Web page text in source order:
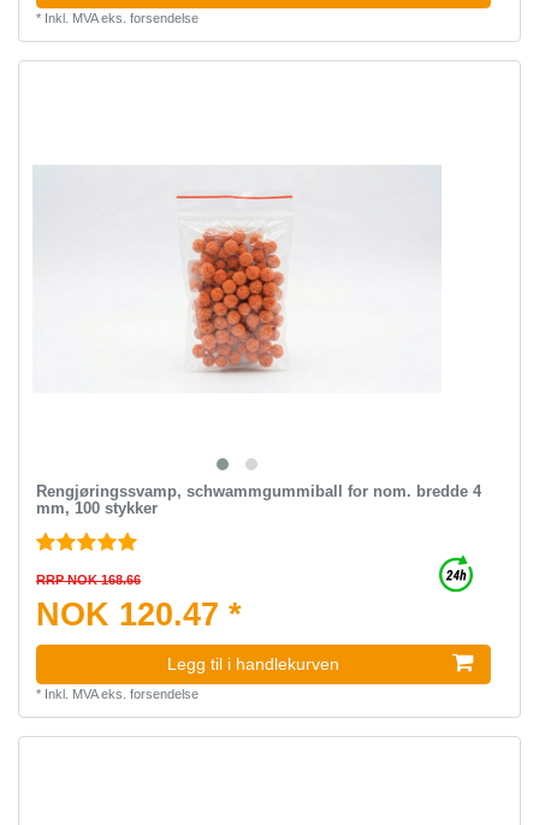
* Inkl. MVAeks. forsendelse
Rengjøringssvamp, schwammgummiball for nom. bredde 4
mm, 100 stykker
RRP NOK 168.66
NOK 120.47 *
Legg til i handlekurven
* Inkl. MVAeks. forsendelse